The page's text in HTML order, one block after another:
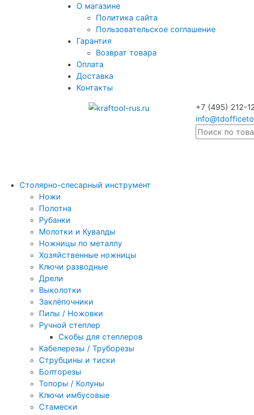
О магазине
Политика сайта
Пользовательское соглашение
Гарантия
Возврат товара
Оплата
Доставка
Контакты
+7 (495) 212-
Столярно-слесарный инструмент
Ножи
Полотна
Рубанки
Молотки и Кувалды
Ножницы по металлу
Хозяйственные ножницы
Ключи разводные
Дрели
Выколотки
Заклёпочники
Пилы / Ножовки
Ручной степлер
Скобы для степлеров
Кабелерезы / Труборезы
Струбцины и тиски
Болторезы
Топоры / Колуны
Ключи имбусовые
Стамески